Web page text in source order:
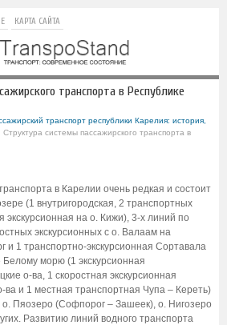
КАРТА САЙТА
транспорта в Республике
транспорт республики Карелия: история,
Структура системы пассажирского транспорта в
в Карелии очень редкая и состоит
(1 внутригородская, 2 транспортных
экскурсионная на о. Кижи), 3-х линий по
экскурсионных с о. Валаам на
и 1 транспортно-экскурсионная Сортавала
морю (1 экскурсионная
о-ва, 1 скоростная экскурсионная
ва и 1 местная транспортная Чупа – Кереть)
Пяозеро (Софпорог – Зашеек), о. Нигозеро
Развитию линий водного транспорта